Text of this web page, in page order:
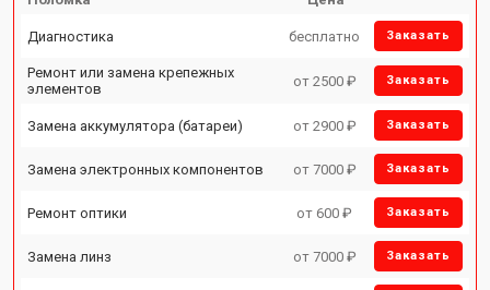
Диагностика бесплатно Заказать
Ремонт или замена крепежных
элементов
от 2500 ₽ Заказать
Замена аккумулятора (батареи) от 2900 ₽ Заказать
Замена электронных компонентов от 7000 ₽ Заказать
Ремонт оптики от 600 ₽ Заказать
Замена линз от 7000 ₽ Заказать